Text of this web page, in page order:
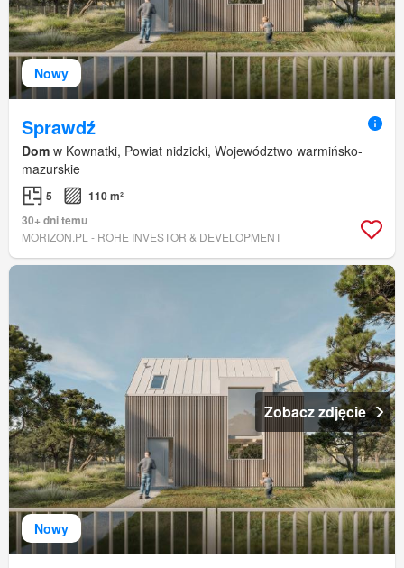
Nowy
Sprawdź
Dom w Kownatki, Powiat nidzicki, Województwo warmińsko-
mazurskie
5
110 m²
30+ dni temu
MORIZON.PL - ROHE INVESTOR & DEVELOPMENT
Nowy
Zobacz zdjęcie